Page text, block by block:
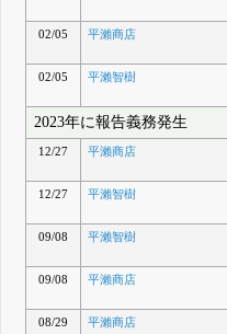
02/05
平瀨商店
02/05
平瀨智樹
2023年に報告義務発生
12/27 平瀨商店
12/27
平瀨智樹
09/08
平瀨智樹
09/08
平瀨商店
08/29
平瀨商店